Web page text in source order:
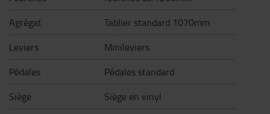
Agrégat
Tablier standard 1070mm
Leviers
Minileviers
Pédales
Pédales standard
Siège
Siège en vinyl